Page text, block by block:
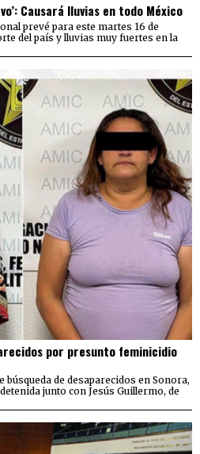
Causará lluvias en todo México
prevé para este martes 16 de
del país y lluvias muy fuertes en la
por presunto feminicidio
búsqueda de desaparecidos en Sonora,
junto con Jesús Guillermo, de